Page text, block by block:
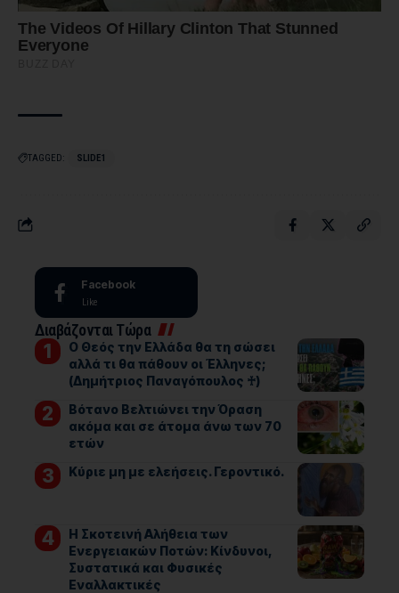
TAGGED: SLIDE1
Facebook
Like
Διαβάζονται Τώρα
Ο Θεός την Ελλάδα θα τη σώσει
αλλά τι θα πάθουν οι Έλληνες;
(Δημήτριος Παναγόπουλος ♰)
Βότανο Βελτιώνει την Όραση
ακόμα και σε άτομα άνω των 70
ετών
Kύριε μη με ελεήσεις. Γεροντικό.
Η Σκοτεινή Αλήθεια των
Ενεργειακών Ποτών: Κίνδυνοι,
Συστατικά και Φυσικές
Εναλλακτικές